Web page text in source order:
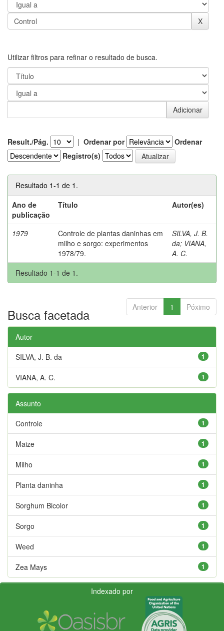
Utilizar filtros para refinar o resultado de busca.
Result./Pág. | Ordenar por
Ordenar
Registro(s)
Resultado 1-1 de 1.
Ano de
publicação
Título Autor(es)
1979
Controle de plantas daninhas em
milho e sorgo: experimentos
1978/79.
SILVA, J. B.
da; VIANA,
A. C.
Resultado 1-1 de 1.
Anterior 1 Póximo
Busca facetada
Autor
1
SILVA, J. B. da
1
VIANA, A. C.
Assunto
1
Controle
1
Maize
1
Milho
1
Planta daninha
1
Sorghum Bicolor
1
Sorgo
1
Weed
1
Zea Mays
Indexado por